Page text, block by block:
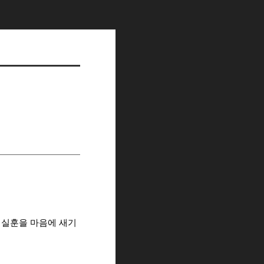
훈을 마음에 새기